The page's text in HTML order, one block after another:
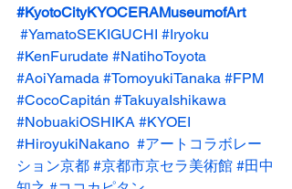
#KyotoCityKYOCERAMuseumofArt
#YamatoSEKIGUCHI #Iryoku
#KenFurudate #NatihoToyota
#AoiYamada #TomoyukiTanaka #FPM
#CocoCapitán #TakuyaIshikawa
#NobuakiOSHIKA #KYOEI
#HiroyukiNakano #アートコラボレー
ション京都 #京都市京セラ美術館 #田中